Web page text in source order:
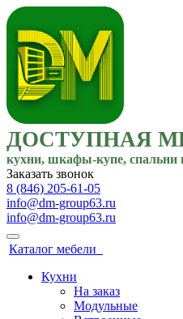
ДОСТУПНАЯ
кухни, шкафы-купе, спальни
Заказать звонок
8 (846) 205-61-05
info@dm-group63.ru
info@dm-group63.ru
Каталог мебели
Кухни
На заказ
Модульные